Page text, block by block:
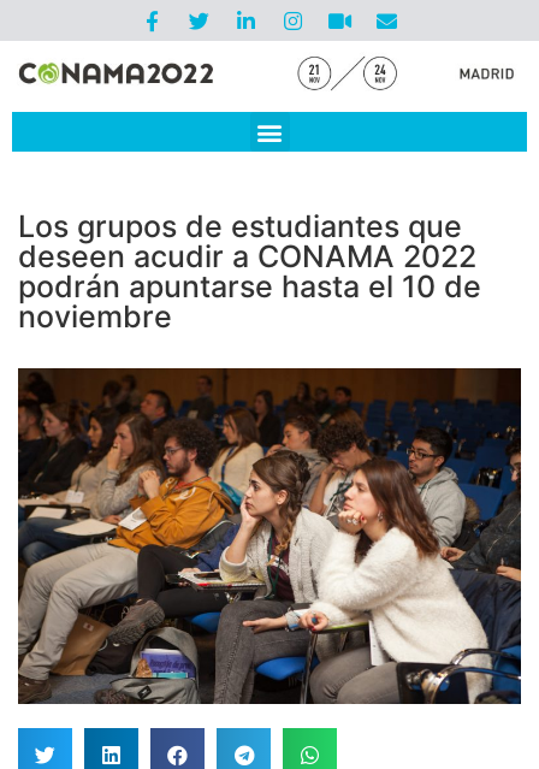
Los grupos de estudiantes que
deseen acudir a CONAMA 2022
podrán apuntarse hasta el 10 de
noviembre